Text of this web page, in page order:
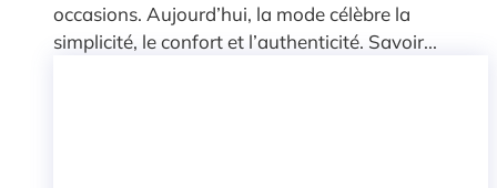
occasions. Aujourd’hui, la mode célèbre la
simplicité, le confort et l’authenticité. Savoir...